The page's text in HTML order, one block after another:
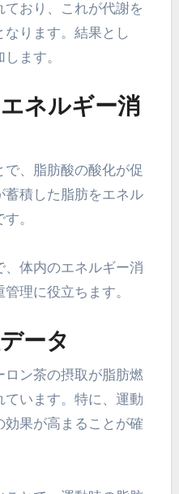
ており、これが代謝を
ります。結果とし
ます。
ネルギー消
、脂肪酸の酸化が促
積した脂肪をエネル
。
、体内のエネルギー消
理に役立ちます。
ータ
ン茶の摂取が脂肪燃
います。特に、運動
効果が高まることが確